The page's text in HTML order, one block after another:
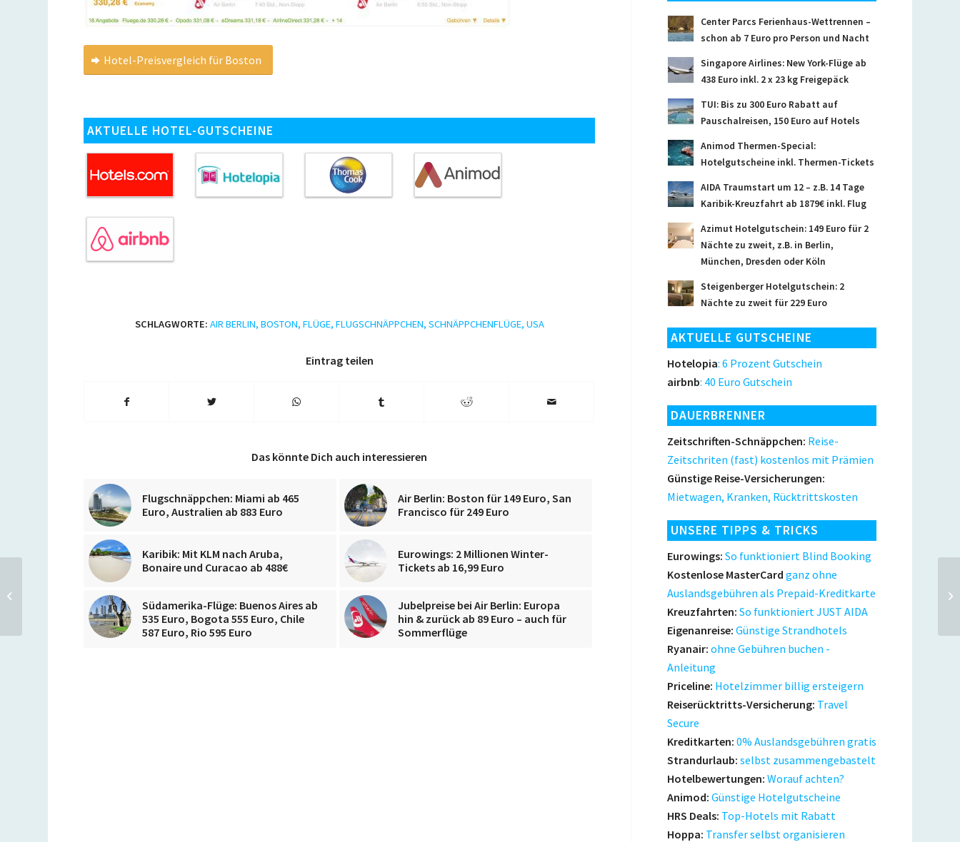
Hotel-Preisvergleich für Boston
AKTUELLE HOTEL-GUTSCHEINE
SCHLAGWORTE: AIR BERLIN, BOSTON, FLÜGE, FLUGSCHNÄPPCHEN, SCHNÄPPCHENFLÜGE, USA
Eintrag teilen
Das könnte Dich auch interessieren
Flugschnäppchen: Miami ab 465
Euro, Australien ab 883 Euro
Air Berlin: Boston für 149 Euro, San
Francisco für 249 Euro
Karibik: Mit KLM nach Aruba,
Bonaire und Curacao ab 488€
Eurowings: 2 Millionen Winter-
Tickets ab 16,99 Euro
Südamerika-Flüge: Buenos Aires ab
535 Euro, Bogota 555 Euro, Chile
587 Euro, Rio 595 Euro
Jubelpreise bei Air Berlin: Europa
hin & zurück ab 89 Euro – auch für
Sommerflüge
Center Parcs Ferienhaus-Wettrennen –
schon ab 7 Euro pro Person und Nacht
Singapore Airlines: New York-Flüge ab
438 Euro inkl. 2 x 23 kg Freigepäck
TUI: Bis zu 300 Euro Rabatt auf
Pauschalreisen, 150 Euro auf Hotels
Animod Thermen-Special:
Hotelgutscheine inkl. Thermen-Tickets
AIDA Traumstart um 12 – z.B. 14 Tage
Karibik-Kreuzfahrt ab 1879€ inkl. Flug
Azimut Hotelgutschein: 149 Euro für 2
Nächte zu zweit, z.B. in Berlin,
München, Dresden oder Köln
Steigenberger Hotelgutschein: 2
Nächte zu zweit für 229 Euro
AKTUELLE GUTSCHEINE
Hotelopia: 6 Prozent Gutschein
airbnb: 40 Euro Gutschein
DAUERBRENNER
Zeitschriften-Schnäppchen: Reise-
Zeitschriten (fast) kostenlos mit Prämien
Günstige Reise-Versicherungen:
Mietwagen, Kranken, Rücktrittskosten
UNSERE TIPPS & TRICKS
Eurowings: So funktioniert Blind Booking
Kostenlose MasterCard ganz ohne
Auslandsgebühren als Prepaid-Kreditkarte
Kreuzfahrten: So funktioniert JUST AIDA
Eigenanreise: Günstige Strandhotels
Ryanair: ohne Gebühren buchen -
Anleitung
Priceline: Hotelzimmer billig ersteigern
Reiserücktritts-Versicherung: Travel
Secure
Kreditkarten: 0% Auslandsgebühren gratis
Strandurlaub: selbst zusammengebastelt
Hotelbewertungen: Worauf achten?
Animod: Günstige Hotelgutscheine
HRS Deals: Top-Hotels mit Rabatt
Hoppa: Transfer selbst organisieren
Fly & Drive San Francisco:
Air Berlin-Flug + 14 Tage
Mietwagen für 719...